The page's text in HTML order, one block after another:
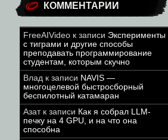
КОММЕНТАРИИ
FreeAIVideo к записи Эксперименты
с тиграми и другие способы
преподавать программирование
студентам, которым скучно
Влад к записи NAVIS —
многоцелевой быстросборный
беспилотный катамаран
Азатк записи Как я собрал LLM-
печку на 4 GPU, и на что она
способна